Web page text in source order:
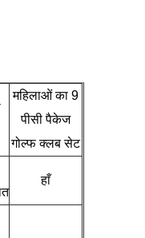
महिलाओं का 9
पीसी पैकेज
गोल्फ क्लब सेट
हाँ